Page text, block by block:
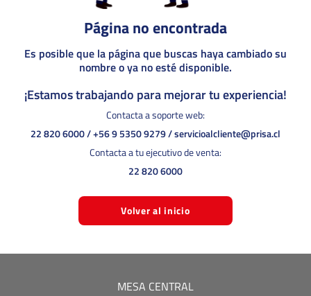
Página no encontrada
Es posible que la página que buscas haya cambiado su
nombre o ya no esté disponible.
¡Estamos trabajando para mejorar tu experiencia!
Contacta a soporte web:
22 820 6000/+56 9 5350 9279/servicioalcliente@prisa.cl
Contacta a tu ejecutivo de venta:
22 820 6000
Volver al inicio
MESA CENTRAL